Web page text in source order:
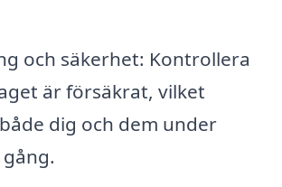
och säkerhet: Kontrollera
är försäkrat, vilket
dig och dem under